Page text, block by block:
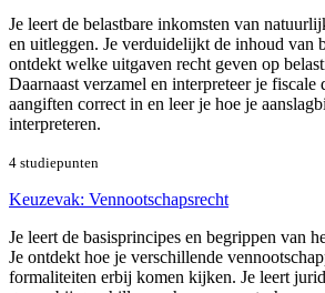
Je leert de belastbare inkomsten van
en uitleggen. Je verduidelijkt de inhoud van
ontdekt welke uitgaven recht geven op
Daarnaast verzamel en interpreteer je fiscale
aangiften correct in en leer je hoe je
interpreteren.
4 studiepunten
Keuzevak: Vennootschapsrecht
Je leert de basisprincipes en begrippen van
Je ontdekt hoe je verschillende
formaliteiten erbij komen kijken. Je leert